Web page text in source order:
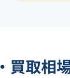
買取相